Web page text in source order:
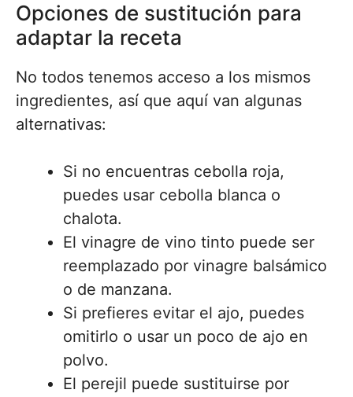
Opciones de sustitución para
adaptar la receta
No todos tenemos acceso a los mismos
ingredientes, así que aquí van algunas
alternativas:
Si no encuentras cebolla roja,
puedes usar cebolla blanca o
chalota.
El vinagre de vino tinto puede ser
reemplazado por vinagre balsámico
o de manzana.
Si prefieres evitar el ajo, puedes
omitirlo o usar un poco de ajo en
polvo.
El perejil puede sustituirse por